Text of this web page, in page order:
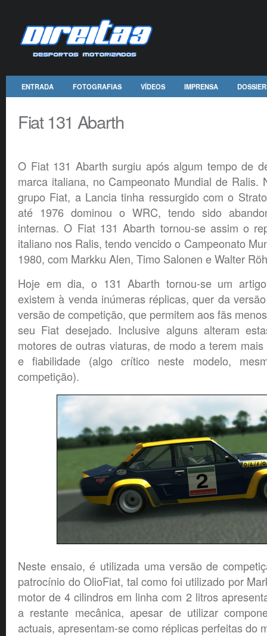
ENTRADA FOTOGRAFIAS VÍDEOS IMPRENSA
Fiat 131 Abarth
O Fiat 131 Abarth surgiu após algum tempo de
marca italiana, no Campeonato Mundial de Ralis.
grupo Fiat, a Lancia tinha ressurgido com o
até 1976 dominou o WRC, tendo sido
internas. O Fiat 131 Abarth tornou-se assim o
italiano nos Ralis, tendo vencido o Campeonato
1980, com Markku Alen, Timo Salonen e Walter
Hoje em dia, o 131 Abarth tornou-se um
existem à venda inúmeras réplicas, quer da
versão de competição, que permitem aos fãs
seu Fiat desejado. Inclusive alguns alteram
motores de outras viaturas, de modo a terem
e fiabilidade (algo crítico neste modelo,
competição).
Neste ensaio, é utilizada uma versão de
patrocínio do OlioFiat, tal como foi utilizado por
motor de 4 cilindros em linha com 2 litros
a restante mecânica, apesar de utilizar
actuais, apresentam-se como réplicas perfeitas do